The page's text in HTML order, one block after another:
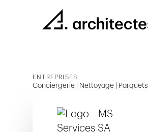
ENTREPRISES
Conciergerie | Nettoyage | Parquets